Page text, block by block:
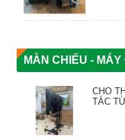
MÀN CHIẾU -
CHO
TÁC